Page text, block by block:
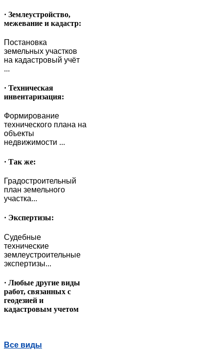
· Землеустройство,
межевание и кадастр:
Постановка
земельных участков
на кадастровый учёт
...
· Техническая
инвентаризация:
Формирование
технического плана на
объекты
недвижимости ...
· Так же:
Градостроительный
план земельного
участка...
· Экспертизы:
Судебные
технические
землеустроительные
экспертизы...
· Любые другие виды
работ, связанных с
геодезией и
кадастровым учетом
Все виды